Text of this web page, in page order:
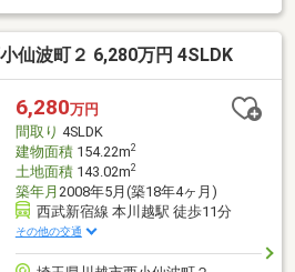
歩１０分（約７７０ｍ）○川越市立
６分（約４２０ｍ）○アトレマルヒ
（約６９０ｍ）○川越マイ
１０分（約７５０ｍ）○ウエルシア
分（約１２０ｍ）○セブンイレブン
歩３分（約２１０ｍ）○黒川小児科
分（約６６０ｍ）
仙波町２ 6,280万円 4SLDK
6,280万円
間取り 4SLDK
建物面積154.22m2
土地面積143.02m2
築年月 2008年5月(築18年4ヶ月)
西武新宿線 本川越駅 徒歩11分
その他の交通